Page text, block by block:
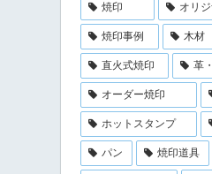
焼印 オリ
焼印事例 木材
直火式焼印 革
オーダー焼印
ホットスタンプ
パン 焼印道具